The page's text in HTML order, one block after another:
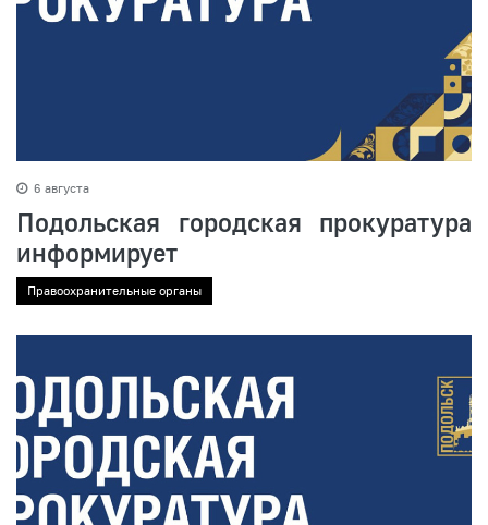
6 августа
Подольская городская прокуратура
информирует
Правоохранительные органы